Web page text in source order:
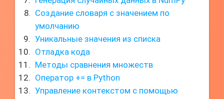
Создание словаря с значением по
умолчанию
Уникальные значения из списка
Отладка кода
Методы сравнения множеств
Оператор += в Python
Управление контекстом с помощью